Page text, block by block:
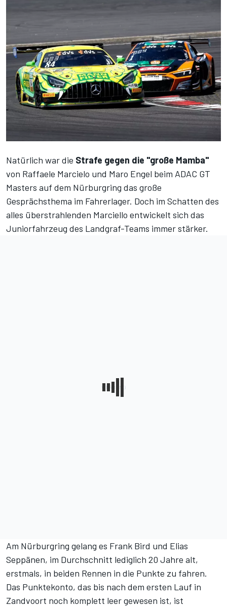
Natürlich war die Strafe gegen die "große Mamba"
von Raffaele Marcielo und Maro Engel beim ADAC GT
Masters auf dem Nürburgring das große
Gesprächsthema im Fahrerlager. Doch im Schatten des
alles überstrahlenden Marciello entwickelt sich das
Juniorfahrzeug des Landgraf-Teams immer stärker.
Am Nürburgring gelang es Frank Bird und Elias
Seppänen, im Durchschnitt lediglich 20 Jahre alt,
erstmals, in beiden Rennen in die Punkte zu fahren.
Das Punktekonto, das bis nach dem ersten Lauf in
Zandvoort noch komplett leer gewesen ist, ist